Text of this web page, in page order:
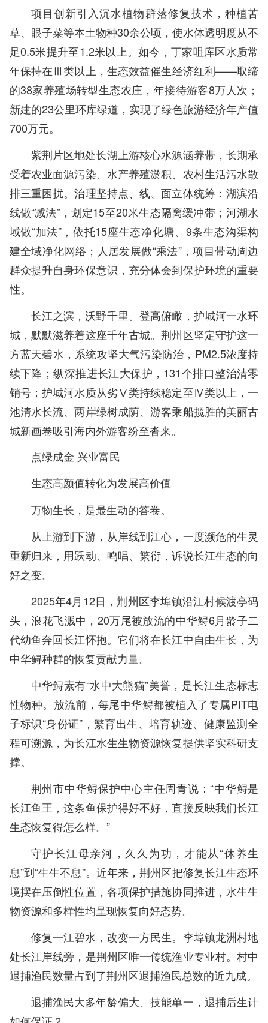
项目创新引入沉水植物群落修复技术，种植苦
草、眼子菜等本土物种30余公顷，使水体透明度从不
足0.5米提升至1.2米以上。如今，丁家咀库区水质常
年保持在Ⅲ类以上，生态效益催生经济红利——取缔
的38家养殖场转型生态农庄，年接待游客8万人次；
新建的23公里环库绿道，实现了绿色旅游经济年产值
700万元。
紫荆片区地处长湖上游核心水源涵养带，长期承
受着农业面源污染、水产养殖淤积、农村生活污水散
排三重困扰。治理坚持点、线、面立体统筹：湖滨沿
线做“减法”，划定15至20米生态隔离缓冲带；河湖水
域做“加法”，依托15座生态净化塘、9条生态沟渠构
建全域净化网络；人居发展做“乘法”，项目带动周边
群众提升自身环保意识，充分体会到保护环境的重要
性。
长江之滨，沃野千里。登高俯瞰，护城河一水环
城，默默滋养着这座千年古城。荆州区坚定守护这一
方蓝天碧水，系统攻坚大气污染防治，PM2.5浓度持
续下降；纵深推进长江大保护，131个排口整治清零
销号；护城河水质从劣Ⅴ类持续稳定至Ⅳ类以上，一
池清水长流、两岸绿树成荫、游客乘船揽胜的美丽古
城新画卷吸引海内外游客纷至沓来。
点绿成金 兴业富民
生态高颜值转化为发展高价值
万物生长，是最生动的答卷。
从上游到下游，从岸线到江心，一度濒危的生灵
重新归来，用跃动、鸣唱、繁衍，诉说长江生态的向
好之变。
2025年4月12日，荆州区李埠镇沿江村候渡亭码
头，浪花飞溅中，20万尾被放流的中华鲟6月龄子二
代幼鱼奔回长江怀抱。它们将在长江中自由生长，为
中华鲟种群的恢复贡献力量。
中华鲟素有“水中大熊猫”美誉，是长江生态标志
性物种。放流前，每尾中华鲟都被植入了专属PIT电
子标识“身份证”，繁育出生、培育轨迹、健康监测全
程可溯源，为长江水生生物资源恢复提供坚实科研支
撑。
荆州市中华鲟保护中心主任周青说：“中华鲟是
长江鱼王，这条鱼保护得好不好，直接反映我们长江
生态恢复得怎么样。”
守护长江母亲河，久久为功，才能从“休养生
息”到“生生不息”。近年来，荆州区把修复长江生态环
境摆在压倒性位置，各项保护措施协同推进，水生生
物资源和多样性均呈现恢复向好态势。
修复一江碧水，改变一方民生。李埠镇龙洲村地
处长江岸线旁，是荆州区唯一传统渔业专业村。村中
退捕渔民数量占到了荆州区退捕渔民总数的近九成。
退捕渔民大多年龄偏大、技能单一，退捕后生计